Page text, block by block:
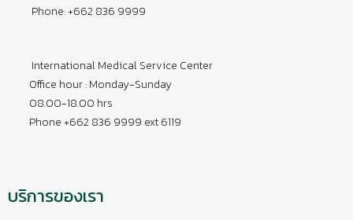
Phone: +662 836 9999
International Medical Service Center
Office hour : Monday-Sunday
08.00-18.00 hrs
Phone +662 836 9999 ext 6119
บริการของเรา